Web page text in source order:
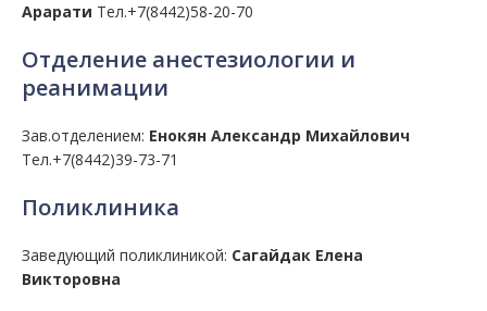
Арарати Тел.+7(8442)58-20-70
Отделение анестезиологии и
реанимации
Зав.отделением: Енокян Александр Михайлович
Тел.+7(8442)39-73-71
Поликлиника
Заведующий поликлиникой: Сагайдак Елена
Викторовна